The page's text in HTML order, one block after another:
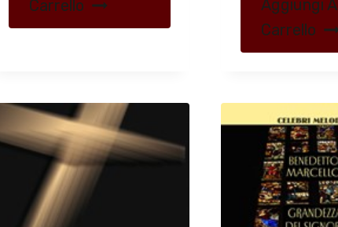
Carrello
Aggiungi Al
Carrello